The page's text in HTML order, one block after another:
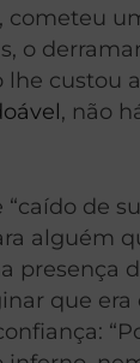
cometeu
o
lhe custou
, não
de
alguém
presença
que era